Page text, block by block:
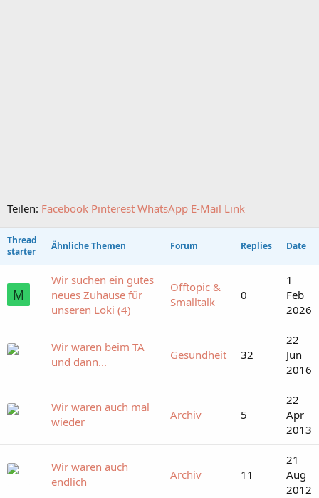
Teilen: Facebook Pinterest WhatsApp E-Mail Link
Thread
starter
Ähnliche Themen Forum Replies Date
M
Wir suchen ein gutes
neues Zuhause für
unseren Loki (4)
Offtopic &
Smalltalk
0
1
Feb
2026
Wir waren beim TA
und dann...
Gesundheit 32
22
Jun
2016
Wir waren auch mal
wieder
Archiv 5
22
Apr
2013
Wir waren auch
endlich
Archiv 11
21
Aug
2012